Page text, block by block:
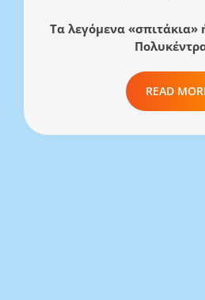
Τα λεγόμενα
READ